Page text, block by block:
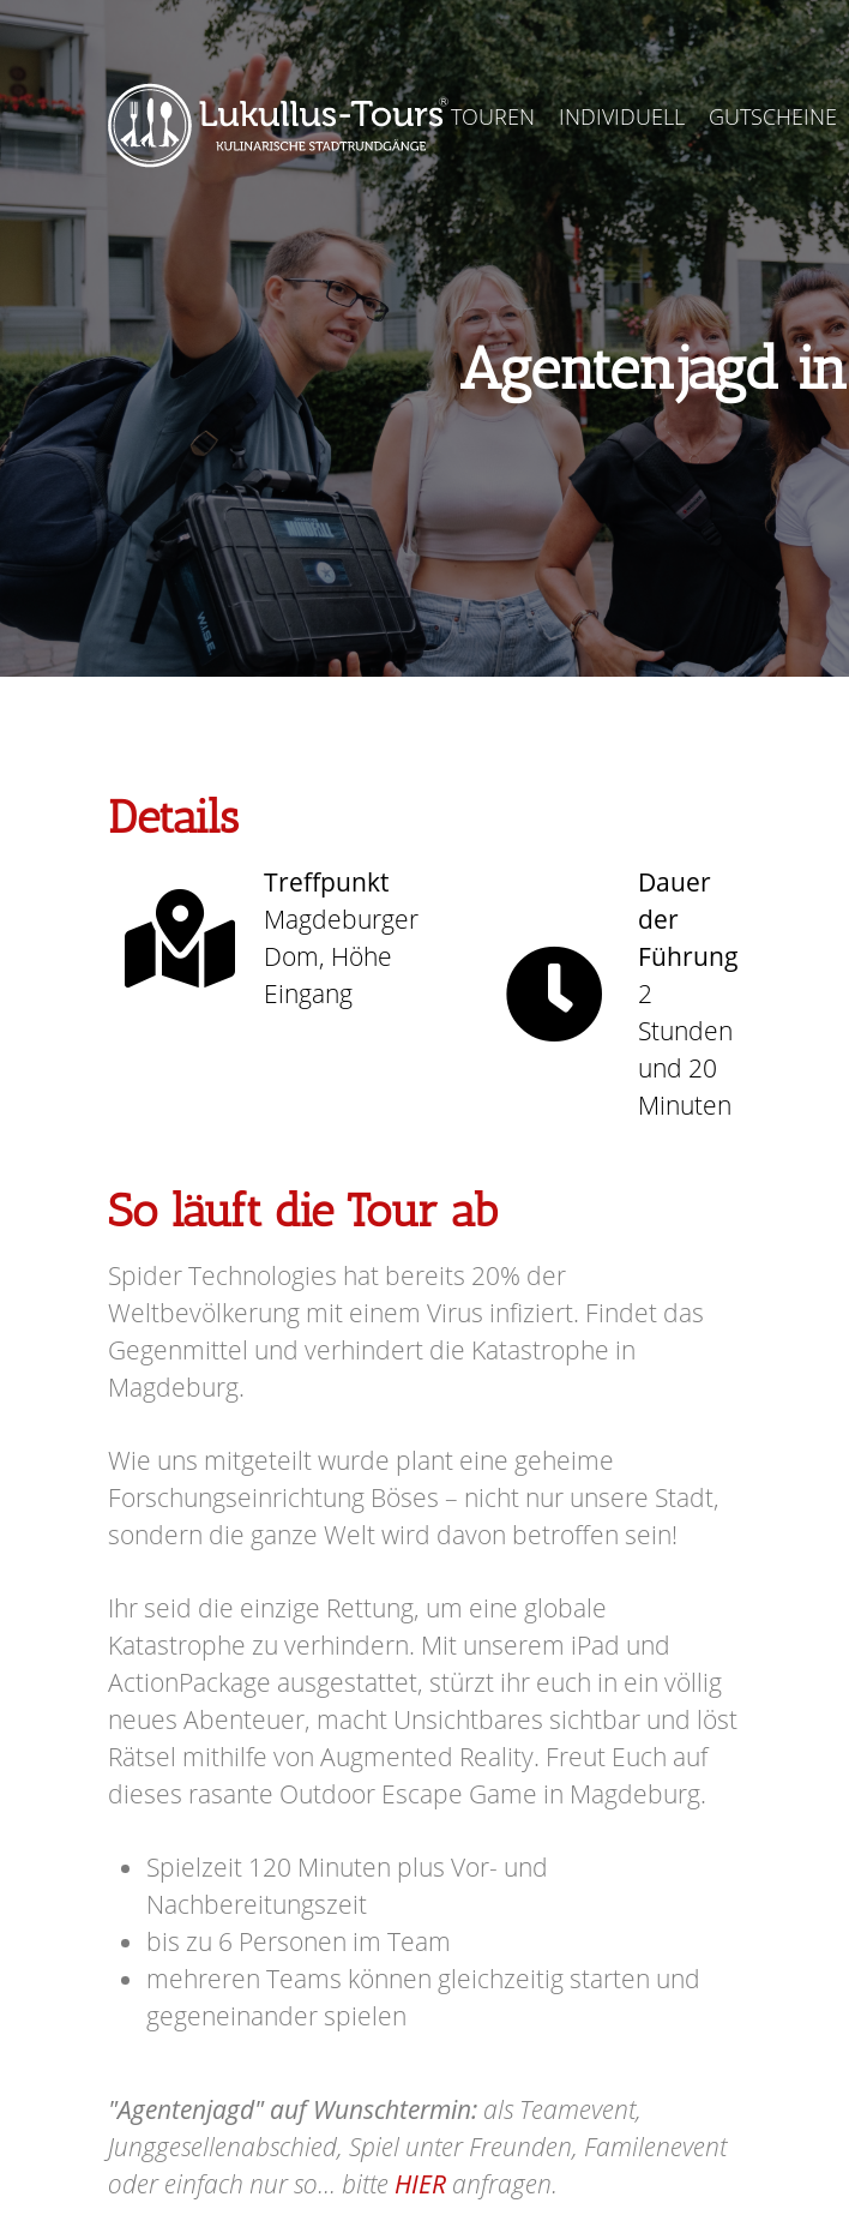
TOUREN INDIVIDUELL GUTSCHEINE
Agentenjagd
Details
Treffpunkt
Magdeburger
Dom, Höhe
Eingang
Dauer
der
Führung
2
Stunden
und 20
Minuten
So läuft die Tour ab
Spider Technologies hat bereits 20% der
Weltbevölkerung mit einem Virus infiziert. Findet das
Gegenmittel und verhindert die Katastrophe in
Magdeburg.
Wie uns mitgeteilt wurde plant eine geheime
Forschungseinrichtung Böses – nicht nur unsere Stadt,
sondern die ganze Welt wird davon betroffen sein!
Ihr seid die einzige Rettung, um eine globale
Katastrophe zu verhindern. Mit unserem iPad und
ActionPackage ausgestattet, stürzt ihr euch in ein völlig
neues Abenteuer, macht Unsichtbares sichtbar und löst
Rätsel mithilfe von Augmented Reality. Freut Euch auf
dieses rasante Outdoor Escape Game in Magdeburg.
Spielzeit 120 Minuten plus Vor- und
Nachbereitungszeit
bis zu 6 Personen im Team
mehreren Teams können gleichzeitig starten und
gegeneinander spielen
"Agentenjagd" auf Wunschtermin: als Teamevent,
Junggesellenabschied, Spiel unter Freunden, Familenevent
oder einfach nur so... bitte HIER anfragen.